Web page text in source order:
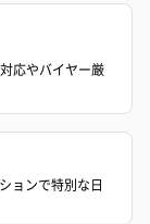
ト
バスフラワー
【Thank you
円）
応やバイヤー厳
ョンで特別な日